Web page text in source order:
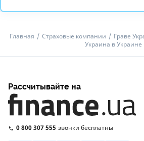
Главная Страховые компании Граве
Украина в Украине
Рассчитывайте на
0 800 307 555 звонки бесплатны